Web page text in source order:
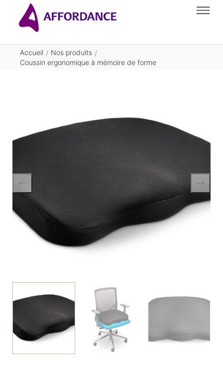
Accueil / Nos produits /
Coussin ergonomique à mémoire de forme